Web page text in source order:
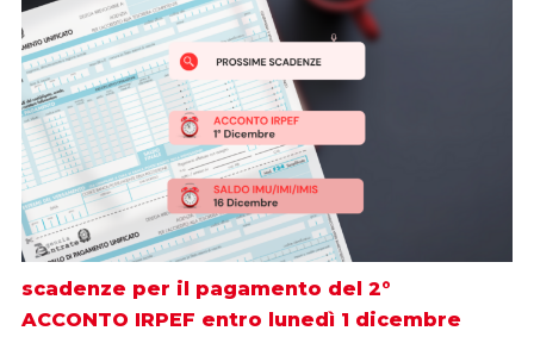
scadenze per il pagamento del 2°
ACCONTO IRPEF entro lunedì 1 dicembre